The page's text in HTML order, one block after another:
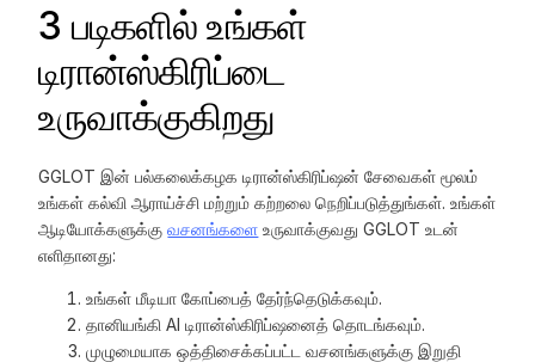
3 படிகளில் உங்கள்
டிரான்ஸ்கிரிப்டை
உருவாக்குகிறது
GGLOT இன் பல்கலைக்கழக டிரான்ஸ்கிரிப்ஷன் சேவைகள் மூலம்
உங்கள் கல்வி ஆராய்ச்சி மற்றும் கற்றலை நெறிப்படுத்துங்கள். உங்கள்
ஆடியோக்களுக்குவசனங்களை உருவாக்குவது GGLOT உடன்
எளிதானது:
உங்கள் மீடியா கோப்பைத் தேர்ந்தெடுக்கவும்.
தானியங்கி AI டிரான்ஸ்கிரிப்ஷனைத் தொடங்கவும்.
முழுமையாக ஒத்திசைக்கப்பட்ட வசனங்களுக்கு இறுதி